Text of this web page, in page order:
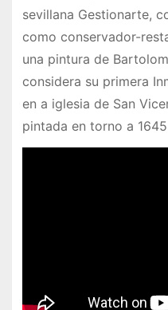
sevillana Gestionarte,
como conservador-
una pintura de
considera su primera
en a iglesia de San
pintada en torno a